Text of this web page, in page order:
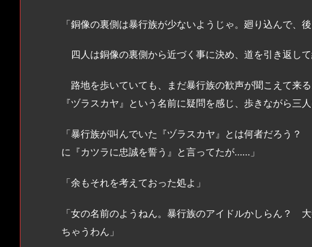
「銅像の裏側は暴行族が少ないようじゃ。廻り込んで、
四人は銅像の裏側から近づく事に決め、道を引き返して
路地を歩いていても、まだ暴行族の歓声が聞こえて来
『ヅラスカヤ』という名前に疑問を感じ、歩きながら三人
「暴行族が叫んでいた『ヅラスカヤ』とは何者だろう
に『カツラに忠誠を誓う』と言ってたが……」
「余もそれを考えておった処よ」
「女の名前のようねん。暴行族のアイドルかしらん？
ちゃうわん」